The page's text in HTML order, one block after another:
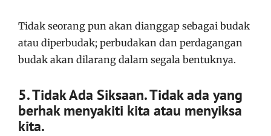
Tidak seorang pun akan dianggap sebagai budak
atau diperbudak; perbudakan dan perdagangan
budak akan dilarang dalam segala bentuknya.
5. Tidak Ada Siksaan. Tidak ada yang
berhak menyakiti kita atau menyiksa
kita.